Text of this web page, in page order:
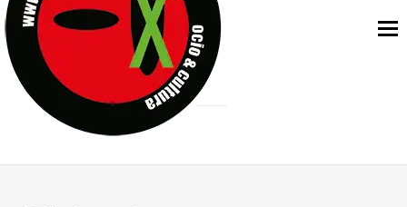
MILITARES JUDÍAS EN #EXVITA
D’BALDOMEROS REINVENTAN [BITÁCORA 3.0] EN EXVITA
MARSHALL FLASH PRESENTA EN EXVITA [RELATIVA
JOFRE BARDAGÍ EN EXVITA INTERPRETANDO A SERRAT